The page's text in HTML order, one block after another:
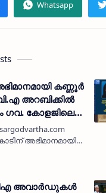
കണ്ണൂര്‍
അറബിക്കില്‍
ഗവ. കോളജിലെ
അഭിമാനമായി
ബി.എ അറബിക്കില്‍
കോളജിലെ
അവാര്‍ഡുകള്‍